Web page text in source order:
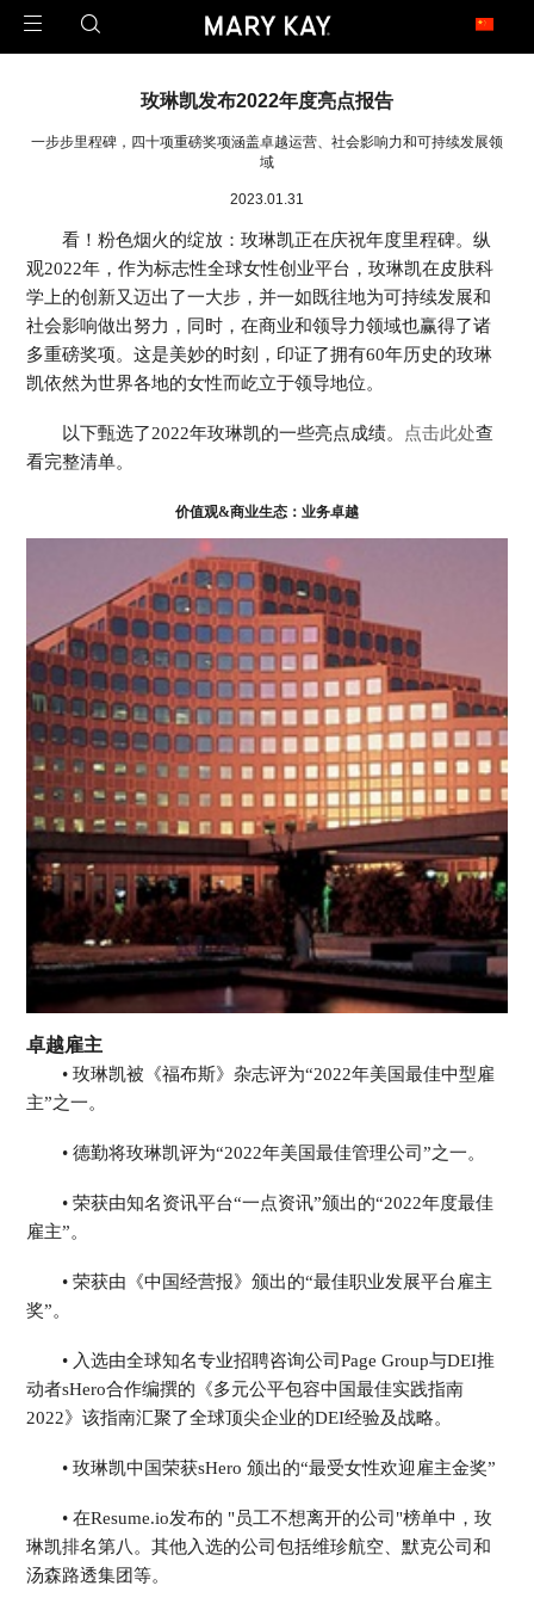
玫琳凯发布2022年度亮点报告
一步步里程碑，四十项重磅奖项涵盖卓越运营、社会影响力和可持续发展领
域
2023.01.31
看！粉色烟火的绽放：玫琳凯正在庆祝年度里程碑。纵
观2022年，作为标志性全球女性创业平台，玫琳凯在皮肤科
学上的创新又迈出了一大步，并一如既往地为可持续发展和
社会影响做出努力，同时，在商业和领导力领域也赢得了诸
多重磅奖项。这是美妙的时刻，印证了拥有60年历史的玫琳
凯依然为世界各地的女性而屹立于领导地位。
以下甄选了2022年玫琳凯的一些亮点成绩。 点击此处查
看完整清单。
价值观&商业生态：业务卓越
卓越雇主
• 玫琳凯被《福布斯》杂志评为“2022年美国最佳中型雇
主”之一。
• 德勤将玫琳凯评为“2022年美国最佳管理公司”之一。
• 荣获由知名资讯平台“一点资讯”颁出的“2022年度最佳
雇主”。
• 荣获由《中国经营报》颁出的“最佳职业发展平台雇主
奖”。
• 入选由全球知名专业招聘咨询公司Page Group与DEI推
动者sHero合作编撰的《多元公平包容中国最佳实践指南
2022》该指南汇聚了全球顶尖企业的DEI经验及战略。
• 玫琳凯中国荣获sHero 颁出的“最受女性欢迎雇主金奖”
• 在Resume.io发布的 "员工不想离开的公司"榜单中，玫
琳凯排名第八。其他入选的公司包括维珍航空、默克公司和
汤森路透集团等。
世界的第一步。
今天，玫琳凯的足迹已经遍布近40个市场，是一家真正的全球公司。
United States 美国 Canada 加拿大
亚 太
China 中国大陆
China - Hongkong 中国香港
China - Taiwan 中国台湾
Armenia 亚美尼亚
Singapore 新加坡
Brazil 巴西
Colombia 哥伦比亚
EI Salvador 萨尔瓦多
Mexico 墨西哥
Uruguay 乌拉圭
Peru 秘鲁
欧 洲
Belarus 白俄罗斯
Czech Republic 捷克共和国
Finland 芬兰
Germany 德国
Ireland 爱尔兰
Kazakhstan 哈萨克斯坦
Lithuania 立陶宛
Moldova 摩尔多瓦
Netherlands 荷兰
Norway 挪威
Poland 波兰
Portugal 葡萄牙
Russia 俄罗斯
Slovakia 斯洛伐克
Spain 西班牙
Sweden 瑞典
Switzerland 瑞士
Ukraine 乌克兰
United Kingdom 英国